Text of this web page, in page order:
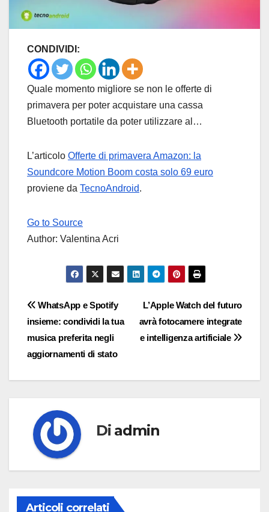
CONDIVIDI:
Quale momento migliore se non le offerte di
primavera per poter acquistare una cassa
Bluetooth portatile da poter utilizzare al…
L’articolo Offerte di primavera Amazon: la
Soundcore Motion Boom costa solo 69 euro
proviene da TecnoAndroid.
Go to Source
Author: Valentina Acri
Navigazione
articoli
L’Apple Watch del futuro
avrà fotocamere integrate
e intelligenza artificiale
WhatsApp e Spotify
insieme: condividi la tua
musica preferita negli
aggiornamenti di stato
Di admin
Articoli correlati